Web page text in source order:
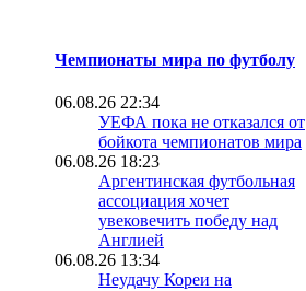
Чемпионаты мира по футболу
06.08.26 22:34
УЕФА пока не отказался от
бойкота чемпионатов мира
06.08.26 18:23
Аргентинская футбольная
ассоциация хочет
увековечить победу над
Англией
06.08.26 13:34
Неудачу Кореи на